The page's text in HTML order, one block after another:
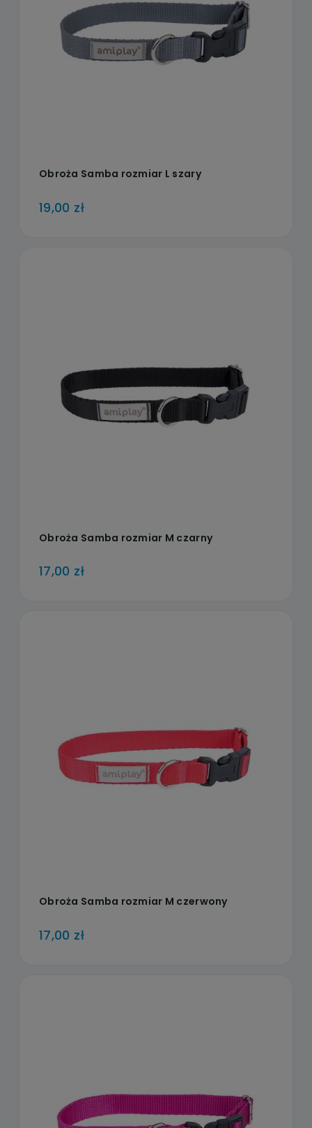
Obroża Samba rozmiar L szary
19,00 zł
Obroża Samba rozmiar M czarny
17,00 zł
Obroża Samba rozmiar M czerwony
17,00 zł